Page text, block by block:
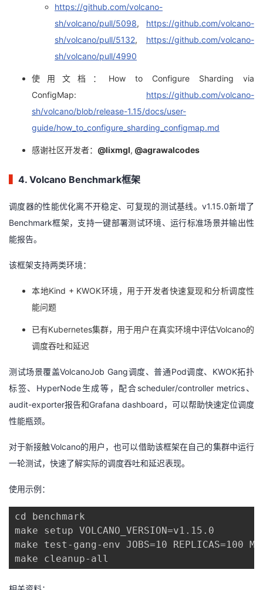
https://github.com/volcano-
sh/volcano/pull/5098, https://github.com/volcano-
sh/volcano/pull/5132, https://github.com/volcano-
sh/volcano/pull/4990
使用文档：How to Configure Sharding via
ConfigMap: https://github.com/volcano-
sh/volcano/blob/release-1.15/docs/user-
guide/how_to_configure_sharding_configmap.md
感谢社区开发者： @lixmgl, @agrawalcodes
4. Volcano Benchmark框架
调度器的性能优化离不开稳定、可复现的测试基线。v1.15.0新增了
Benchmark框架，支持一键部署测试环境、运行标准场景并输出性
能报告。
该框架支持两类环境：
本地Kind + KWOK环境，用于开发者快速复现和分析调度性
能问题
已有Kubernetes集群，用于用户在真实环境中评估Volcano的
调度吞吐和延迟
测试场景覆盖VolcanoJob Gang调度、普通Pod调度、KWOK拓扑
标签、HyperNode生成等，配合scheduler/controller metrics、
audit-exporter报告和Grafana dashboard，可以帮助快速定位调度
性能瓶颈。
对于新接触Volcano的用户，也可以借助该框架在自己的集群中运行
一轮测试，快速了解实际的调度吞吐和延迟表现。
使用示例：
cd benchmark
make setup VOLCANO_VERSION=v1.15.0
make test-gang-env JOBS=10 REPLICAS=100
make cleanup-all